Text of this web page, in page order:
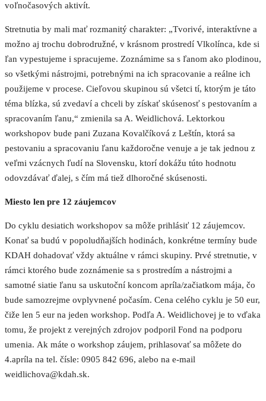
voľnočasových aktivít.
Stretnutia by mali mať rozmanitý charakter: „Tvorivé, interaktívne a
možno aj trochu dobrodružné, v krásnom prostredí Vlkolínca, kde si
ľan vypestujeme i spracujeme. Zoznámime sa s ľanom ako plodinou,
so všetkými nástrojmi, potrebnými na ich spracovanie a reálne ich
použijeme v procese. Cieľovou skupinou sú všetci tí, ktorým je táto
téma blízka, sú zvedaví a chceli by získať skúsenosť s pestovaním a
spracovaním ľanu,“ zmienila sa A. Weidlichová. Lektorkou
workshopov bude pani Zuzana Kovalčíková z Leštín, ktorá sa
pestovaniu a spracovaniu ľanu každoročne venuje a je tak jednou z
veľmi vzácnych ľudí na Slovensku, ktorí dokážu túto hodnotu
odovzdávať ďalej, s čím má tiež dlhoročné skúsenosti.
Miesto len pre 12 záujemcov
Do cyklu desiatich workshopov sa môže prihlásiť 12 záujemcov.
Konať sa budú v popoludňajších hodinách, konkrétne termíny bude
KDAH dohadovať vždy aktuálne v rámci skupiny. Prvé stretnutie, v
rámci ktorého bude zoznámenie sa s prostredím a nástrojmi a
samotné siatie ľanu sa uskutoční koncom apríla/začiatkom mája, čo
bude samozrejme ovplyvnené počasím. Cena celého cyklu je 50 eur,
čiže len 5 eur na jeden workshop. Podľa A. Weidlichovej je to vďaka
tomu, že projekt z verejných zdrojov podporil Fond na podporu
umenia. Ak máte o workshop záujem, prihlasovať sa môžete do
4.apríla na tel. čísle: 0905 842 696, alebo na e-mail
weidlichova@kdah.sk.